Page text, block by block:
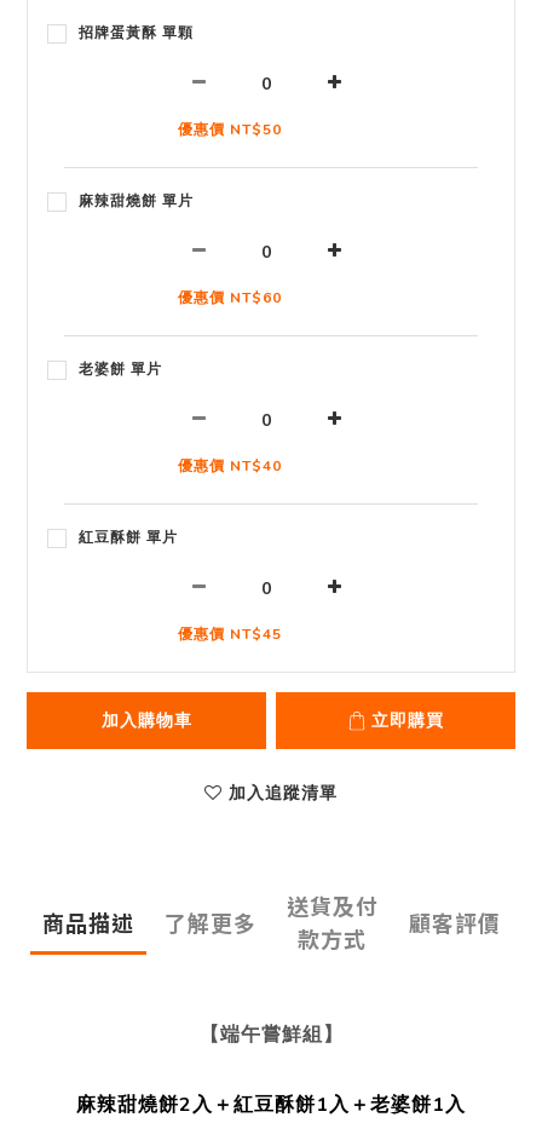
招牌蛋黃酥 單顆
優惠價 NT$50
麻辣甜燒餅 單片
優惠價 NT$60
老婆餅 單片
優惠價 NT$40
紅豆酥餅 單片
優惠價 NT$45
加入購物車 立即購買
加入追蹤清單
商品描述 了解更多
送貨及付
款方式
顧客評價
【端午嘗鮮組】
麻辣甜燒餅2入＋紅豆酥餅1入＋老婆餅1入